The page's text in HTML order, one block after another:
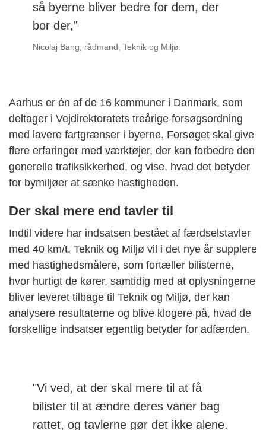
så byerne bliver bedre for dem, der
bor der,”
Nicolaj Bang, rådmand, Teknik og Miljø.
Aarhus er én af de 16 kommuner i Danmark, som
deltager i Vejdirektoratets treårige forsøgsordning
med lavere fartgrænser i byerne. Forsøget skal give
flere erfaringer med værktøjer, der kan forbedre den
generelle trafiksikkerhed, og vise, hvad det betyder
for bymiljøer at sænke hastigheden.
Der skal mere end tavler til
Indtil videre har indsatsen bestået af færdselstavler
med 40 km/t. Teknik og Miljø vil i det nye år supplere
med hastighedsmålere, som fortæller bilisterne,
hvor hurtigt de kører, samtidig med at oplysningerne
bliver leveret tilbage til Teknik og Miljø, der kan
analysere resultaterne og blive klogere på, hvad de
forskellige indsatser egentlig betyder for adfærden.
"Vi ved, at der skal mere til at få
bilister til at ændre deres vaner bag
rattet, og tavlerne gør det ikke alene.